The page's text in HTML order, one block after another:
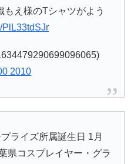
え様のTシャツがよう
PlL33tdSJr
2010
ライズ所属誕生日 1月
県コスプレイヤー・グラ